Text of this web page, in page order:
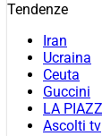
Tendenze
Iran
Ucraina
Ceuta
Guccini
LA
Ascolti tv